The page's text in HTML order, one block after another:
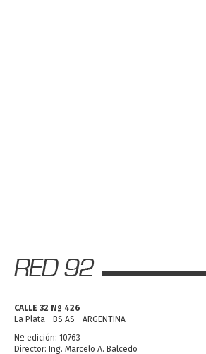
CALLE 32 Nº 426
La Plata - BS AS - ARGENTINA
Nº edición: 10763
Director: Ing. Marcelo A. Balcedo